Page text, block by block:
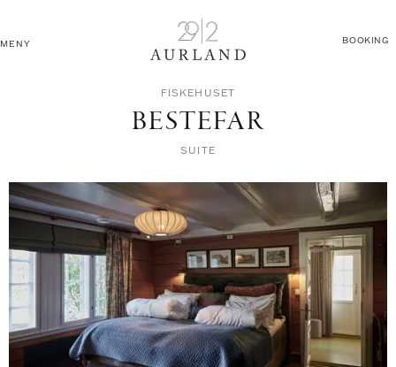
MENY BOOKING
FISKEHUSET
BESTEFAR
SUITE